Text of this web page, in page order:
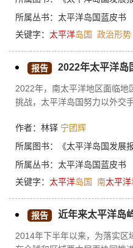
烈。新喀里多尼亚和布干维尔
明。太平洋岛国论坛的分裂危
国家先后取消退出计划，太平
所属丛书： 太平洋岛国蓝皮书
关键字： 太平洋岛国 政治形势
报告 2022年太平洋岛
2022年，南太平洋地区面临地
挑战，太平洋岛国努力以外交
国与太平洋岛国关系发展迎来
的战略定位和资源投入；澳大
在南太地区大国博弈背景下，
略平衡。
作者：林铎 宁团辉
所属图书：
《太平洋岛国发展
所属丛书： 太平洋岛国蓝皮书
关键字： 太平洋岛国 南太平洋
报告 近年来太平洋岛屿
2014年下半年以来，为落实区